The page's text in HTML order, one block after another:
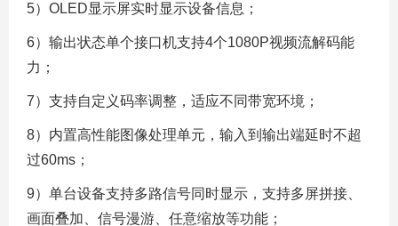
5）OLED显示屏实时显示设备信息；
6）输出状态单个接口机支持4个1080P视频流解码能
力；
7）支持自定义码率调整，适应不同带宽环境；
8）内置高性能图像处理单元，输入到输出端延时不超
过60ms；
9）单台设备支持多路信号同时显示，支持多屏拼接、
画面叠加、信号漫游、任意缩放等功能；